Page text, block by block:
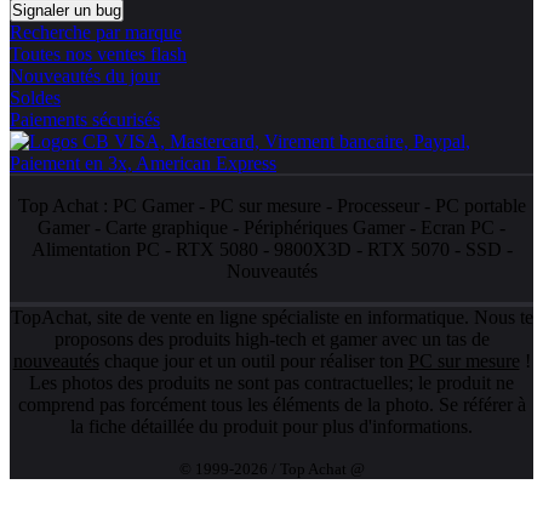
Signaler un bug
Recherche par marque
Toutes nos ventes flash
Nouveautés du jour
Soldes
Paiements sécurisés
Top Achat : PC Gamer- PC sur mesure - Processeur- PC portable
Gamer - Carte graphique - Périphériques Gamer - Ecran PC -
Alimentation PC - RTX 5080 - 9800X3D - RTX 5070 - SSD -
Nouveautés
TopAchat, site de vente en ligne spécialiste en informatique. Nous te
proposons des produits high-tech et gamer avec un tas de
nouveautés chaque jour et un outil pour réaliser ton PC sur mesure !
Les photos des produits ne sont pas contractuelles; le produit ne
comprend pas forcément tous les éléments de la photo. Se référer à
la fiche détaillée du produit pour plus d'informations.
© 1999-2026 / Top Achat @